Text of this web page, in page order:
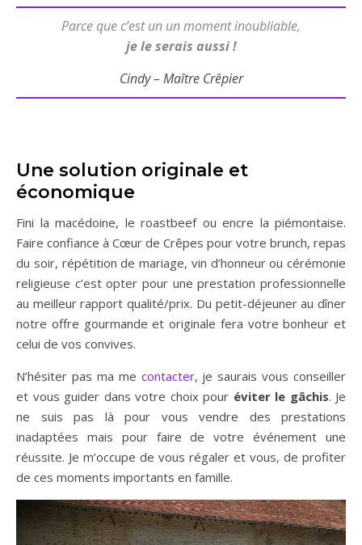
Parce que c’est un un moment inoubliable,
je le serais aussi !
Cindy – Maître Crêpier
Une solution originale et
économique
Fini la macédoine, le roastbeef ou encre la piémontaise.
Faire confiance à Cœur de Crêpes pour votre brunch, repas
du soir, répétition de mariage, vin d’honneur ou cérémonie
religieuse c’est opter pour une prestation professionnelle
au meilleur rapport qualité/prix. Du petit-déjeuner au dîner
notre offre gourmande et originale fera votre bonheur et
celui de vos convives.
N’hésiter pas ma me contacter, je saurais vous conseiller
et vous guider dans votre choix pour éviter le gâchis. Je
ne suis pas là pour vous vendre des prestations
inadaptées mais pour faire de votre événement une
réussite. Je m’occupe de vous régaler et vous, de profiter
de ces moments importants en famille.